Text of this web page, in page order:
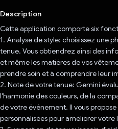
Description
Cette application comporte six
1. Analyse de style: choisissez une
tenue. Vous obtiendrez ainsi des
et même les matières de vos
prendre soin et à comprendre leur
2. Note de votre tenue: Gemini
l'harmonie des couleurs, de la
de votre événement. Il vous
personnalisées pour améliorer votre